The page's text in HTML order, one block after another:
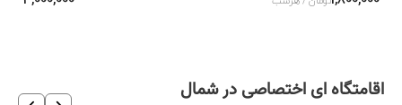
اقامتگاه ای اختصاصی در شمال